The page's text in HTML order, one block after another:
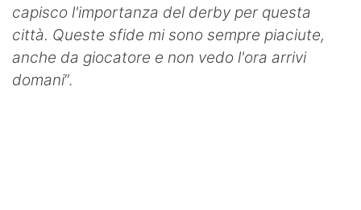
capisco l'importanza del derby per questa
città. Queste sfide mi sono sempre piaciute,
anche da giocatore e non vedo l'ora arrivi
domani”.